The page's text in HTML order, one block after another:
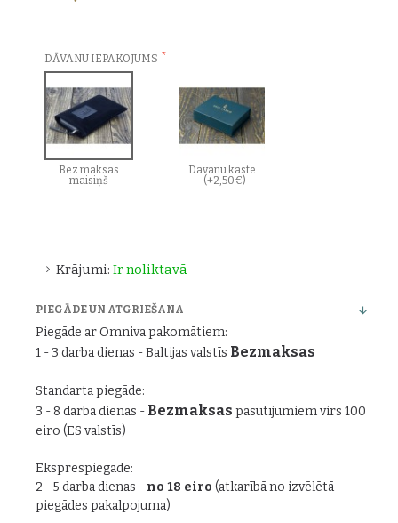
Krājumi: Ir noliktavā
DĀVANU IEPAKOJUMS
Bez maksas
maisiņš
Dāvanu kaste
(+2,50€)
PIEGĀDE UN ATGRIEŠANA
Piegāde ar Omniva pakomātiem:
1 - 3 darba dienas - Baltijas valstīs Bezmaksas
Standarta piegāde:
3 - 8 darba dienas - Bezmaksas pasūtījumiem virs 100
eiro (ES valstīs)
Eksprespiegāde:
2 - 5 darba dienas - no 18 eiro (atkarībā no izvēlētā
piegādes pakalpojuma)